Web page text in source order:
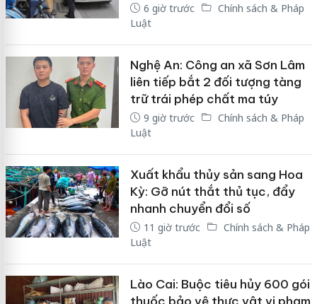
6 giờ trước
Chính sách & Pháp
Luật
Nghệ An: Công an xã Sơn Lâm
liên tiếp bắt 2 đối tượng tàng
trữ trái phép chất ma túy
9 giờ trước
Chính sách & Pháp
Luật
Xuất khẩu thủy sản sang Hoa
Kỳ: Gỡ nút thắt thủ tục, đẩy
nhanh chuyển đổi số
11 giờ trước
Chính sách & Pháp
Luật
Lào Cai: Buộc tiêu hủy 600 gói